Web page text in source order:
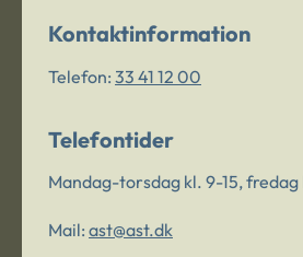
Kontaktinformation
Telefon: 33 41 12 00
Telefontider
Mandag-torsdag kl. 9-15, fredag
Mail: ast@ast.dk